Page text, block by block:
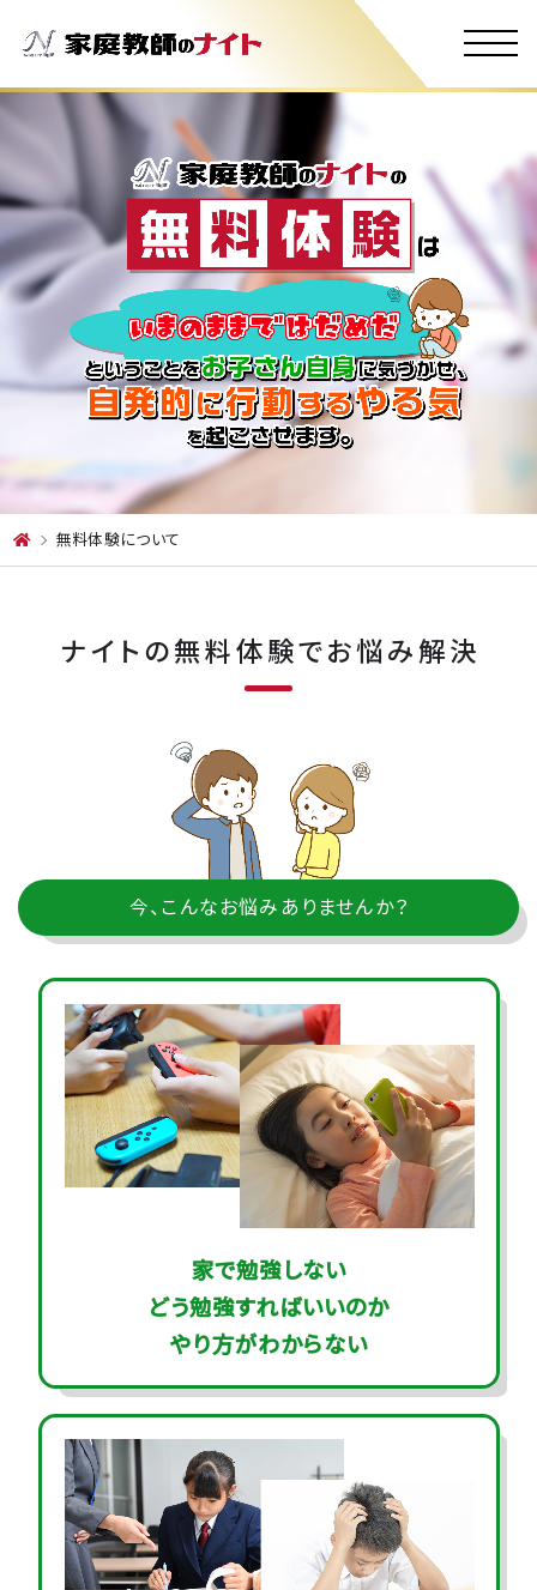
無料体験について
ナイトの無料体験でお悩み解決
今、こんなお悩みありませんか？
家で勉強しない
どう勉強すればいいのか
やり方がわからない